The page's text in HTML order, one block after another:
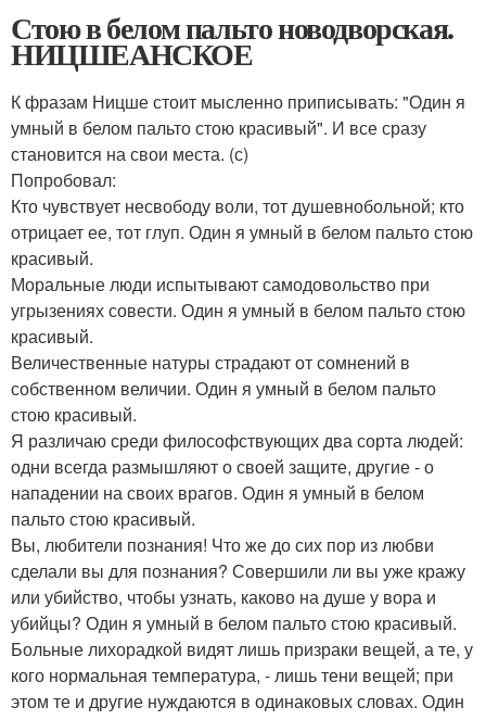
Стою в белом пальто новодворская.
НИЦШЕАНСКОЕ
К фразам Ницше стоит мысленно приписывать: "Один я
умный в белом пальто стою красивый". И все сразу
становится на свои места. (с)
Попробовал:
Кто чувствует несвободу воли, тот душевнобольной; кто
отрицает ее, тот глуп. Один я умный в белом пальто стою
красивый.
Моральные люди испытывают самодовольство при
угрызениях совести. Один я умный в белом пальто стою
красивый.
Величественные натуры страдают от сомнений в
собственном величии. Один я умный в белом пальто
стою красивый.
Я различаю среди философствующих два сорта людей:
одни всегда размышляют о своей защите, другие - о
нападении на своих врагов. Один я умный в белом
пальто стою красивый.
Вы, любители познания! Что же до сих пор из любви
сделали вы для познания? Совершили ли вы уже кражу
или убийство, чтобы узнать, каково на душе у вора и
убийцы? Один я умный в белом пальто стою красивый.
Больные лихорадкой видят лишь призраки вещей, а те, у
кого нормальная температура, - лишь тени вещей; при
этом те и другие нуждаются в одинаковых словах. Один